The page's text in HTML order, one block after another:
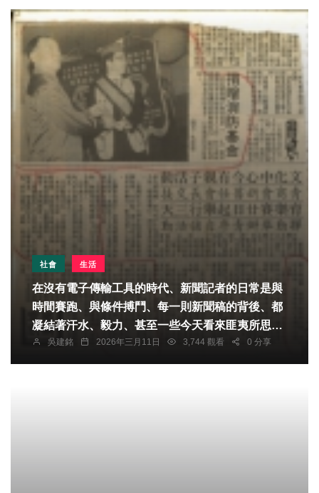
社會 生活
在沒有電子傳輸工具的時代、新聞記者的日常是與
時間賽跑、與條件搏鬥、每一則新聞稿的背後、都
凝結著汗水、毅力、甚至一些今天看來匪夷所思的
掙扎、這是一段關於新聞工作者如何憑藉雙手、雙
腳和一顆炙熱的心、在通訊不便的年代、刻畫歷
吳建銘 2026年三月11日 3,744 觀看 0 分享